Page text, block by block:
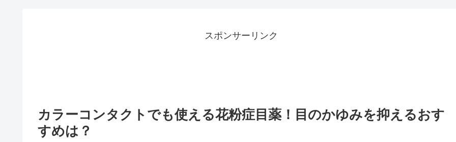
スポンサーリンク
カラーコンタクトでも使える花粉症目薬！目のかゆみを抑えるおす
すめは？